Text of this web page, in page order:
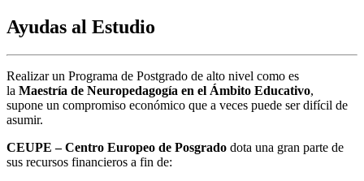
Ayudas al Estudio
Realizar un Programa de Postgrado de alto nivel como es
la Maestría de Neuropedagogía en el Ámbito Educativo,
supone un compromiso económico que a veces puede ser difícil de
asumir.
CEUPE – Centro Europeo de Posgrado dota una gran parte de
sus recursos financieros a fin de: